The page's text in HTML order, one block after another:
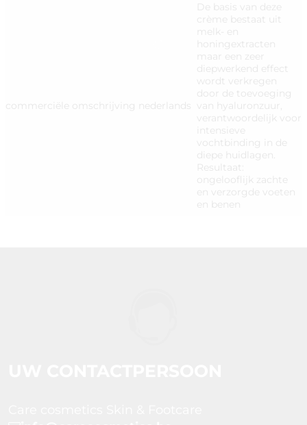
commerciële omschrijving nederlands
De basis van deze
crème bestaat uit
melk- en
honingextracten
maar een zeer
diepwerkend effect
wordt verkregen
door de toevoeging
van hyaluronzuur,
verantwoordelijk voor
intensieve
vochtbinding in de
diepe huidlagen.
Resultaat:
ongelooflijk zachte
en verzorgde voeten
en benen